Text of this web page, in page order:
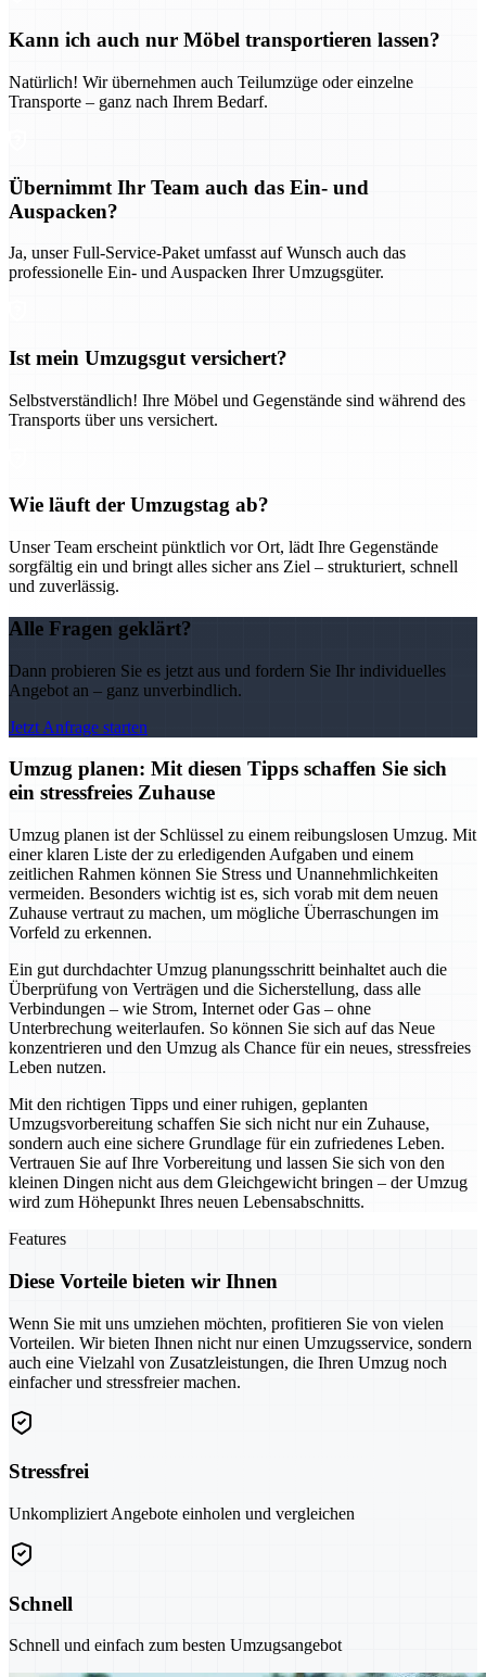
Kann ich auch nur Möbel transportieren lassen?
Natürlich! Wir übernehmen auch Teilumzüge oder einzelne
Transporte – ganz nach Ihrem Bedarf.
Übernimmt Ihr Team auch das Ein- und
Auspacken?
Ja, unser Full-Service-Paket umfasst auf Wunsch auch das
professionelle Ein- und Auspacken Ihrer Umzugsgüter.
Ist mein Umzugsgut versichert?
Selbstverständlich! Ihre Möbel und Gegenstände sind während des
Transports über uns versichert.
Wie läuft der Umzugstag ab?
Unser Team erscheint pünktlich vor Ort, lädt Ihre Gegenstände
sorgfältig ein und bringt alles sicher ans Ziel – strukturiert, schnell
und zuverlässig.
Alle Fragen geklärt?
Dann probieren Sie es jetzt aus und fordern Sie Ihr individuelles
Angebot an – ganz unverbindlich.
Jetzt Anfrage starten
Umzug planen: Mit diesen Tipps schaffen Sie sich
ein stressfreies Zuhause
Umzug planen ist der Schlüssel zu einem reibungslosen Umzug. Mit
einer klaren Liste der zu erledigenden Aufgaben und einem
zeitlichen Rahmen können Sie Stress und Unannehmlichkeiten
vermeiden. Besonders wichtig ist es, sich vorab mit dem neuen
Zuhause vertraut zu machen, um mögliche Überraschungen im
Vorfeld zu erkennen.
Ein gut durchdachter Umzug planungsschritt beinhaltet auch die
Überprüfung von Verträgen und die Sicherstellung, dass alle
Verbindungen – wie Strom, Internet oder Gas – ohne
Unterbrechung weiterlaufen. So können Sie sich auf das Neue
konzentrieren und den Umzug als Chance für ein neues, stressfreies
Leben nutzen.
Mit den richtigen Tipps und einer ruhigen, geplanten
Umzugsvorbereitung schaffen Sie sich nicht nur ein Zuhause,
sondern auch eine sichere Grundlage für ein zufriedenes Leben.
Vertrauen Sie auf Ihre Vorbereitung und lassen Sie sich von den
kleinen Dingen nicht aus dem Gleichgewicht bringen – der Umzug
wird zum Höhepunkt Ihres neuen Lebensabschnitts.
Features
Diese Vorteile bieten wir Ihnen
Wenn Sie mit uns umziehen möchten, profitieren Sie von vielen
Vorteilen. Wir bieten Ihnen nicht nur einen Umzugsservice, sondern
auch eine Vielzahl von Zusatzleistungen, die Ihren Umzug noch
einfacher und stressfreier machen.
Stressfrei
Unkompliziert Angebote einholen und vergleichen
Schnell
Schnell und einfach zum besten Umzugsangebot